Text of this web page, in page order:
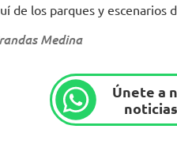
de los parques y
Medina
Únete a